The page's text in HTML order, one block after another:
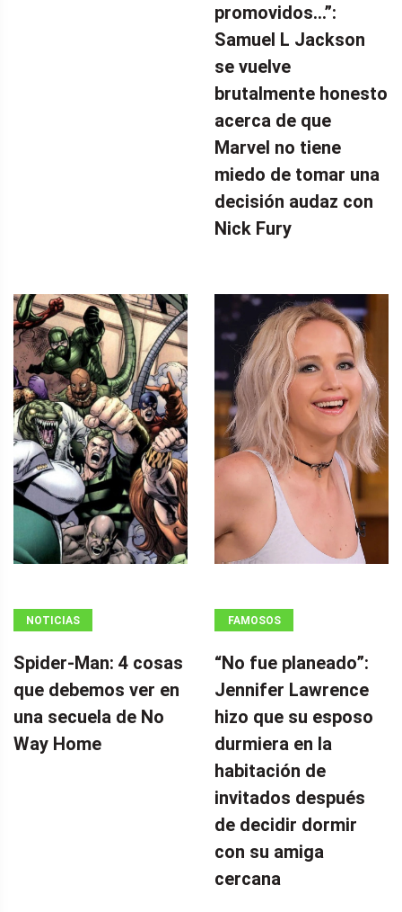
promovidos…”:
Samuel L Jackson
se vuelve
brutalmente honesto
acerca de que
Marvel no tiene
miedo de tomar una
decisión audaz con
Nick Fury
NOTICIAS
Spider-Man: 4 cosas
que debemos ver en
una secuela de No
Way Home
FAMOSOS
“No fue planeado”: ​​
Jennifer Lawrence
hizo que su esposo
durmiera en la
habitación de
invitados después
de decidir dormir
con su amiga
cercana